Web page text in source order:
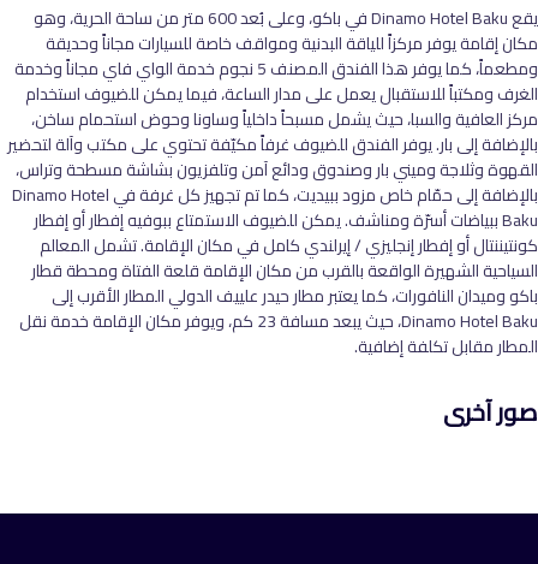
يقع Dinamo Hotel Baku في باكو، وعلى بُعد 600 متر من ساحة الحرية، وهو
مكان إقامة يوفر مركزاً للياقة البدنية ومواقف خاصة للسيارات مجاناً وحديقة
ومطعماً، كما يوفر هذا الفندق المصنف 5 نجوم خدمة الواي فاي مجاناً وخدمة
الغرف ومكتباً للاستقبال يعمل على مدار الساعة، فيما يمكن للضيوف استخدام
مركز العافية والسبا، حيث يشمل مسبحاً داخلياً وساونا وحوض استحمام ساخن،
بالإضافة إلى بار. يوفر الفندق للضيوف غرفاً مكيّفة تحتوي على مكتب وآلة لتحضير
القهوة وثلاجة وميني بار وصندوق ودائع آمن وتلفزيون بشاشة مسطحة وتراس،
بالإضافة إلى حمّام خاص مزود ببيديت، كما تم تجهيز كل غرفة في Dinamo Hotel
Baku ببياضات أسرّة ومناشف. يمكن للضيوف الاستمتاع ببوفيه إفطار أو إفطار
كونتيننتال أو إفطار إنجليزي / إيرلندي كامل في مكان الإقامة. تشمل المعالم
السياحية الشهيرة الواقعة بالقرب من مكان الإقامة قلعة الفتاة ومحطة قطار
باكو وميدان النافورات، كما يعتبر مطار حيدر علييف الدولي المطار الأقرب إلى
Dinamo Hotel Baku، حيث يبعد مسافة 23 كم، ويوفر مكان الإقامة خدمة نقل
المطار مقابل تكلفة إضافية.
صور آخرى